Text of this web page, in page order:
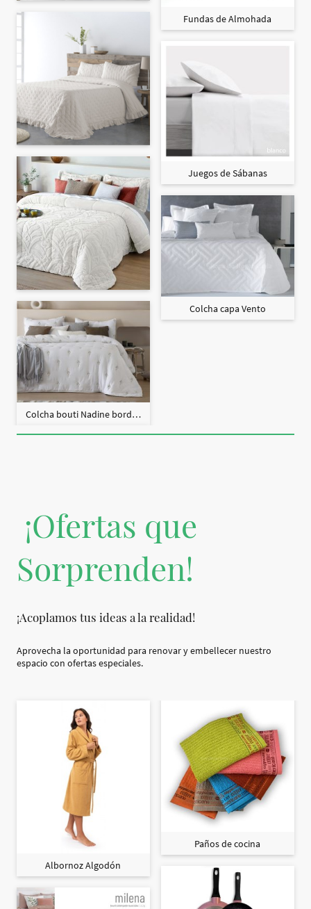
Colcha bouti Nadine bordado + fundas cojín
Fundas de Almohada
Juegos de Sábanas
Colcha capa Vento
¡Ofertas que
Sorprenden!
¡Acoplamos tus ideas a la realidad!
Aprovecha la oportunidad para renovar y embellecer nuestro
espacio con ofertas especiales.
Albornoz Algodón
Paños de cocina